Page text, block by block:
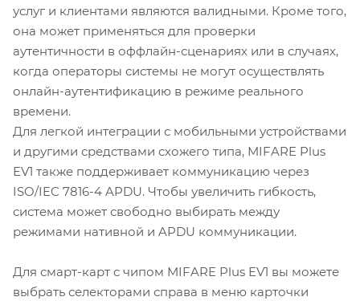
услуг и клиентами являются валидными. Кроме того,
она может применяться для проверки
аутентичности в оффлайн-сценариях или в случаях,
когда операторы системы не могут осуществлять
онлайн-аутентификацию в режиме реального
времени.
Для легкой интеграции с мобильными устройствами
и другими средствами схожего типа, MIFARE Plus
EV1 также поддерживает коммуникацию через
ISO/IEC 7816-4 APDU. Чтобы увеличить гибкость,
система может свободно выбирать между
режимами нативной и APDU коммуникации.
Для смарт-карт с чипом MIFARE Plus EV1 вы можете
выбрать селекторами справа в меню карточки